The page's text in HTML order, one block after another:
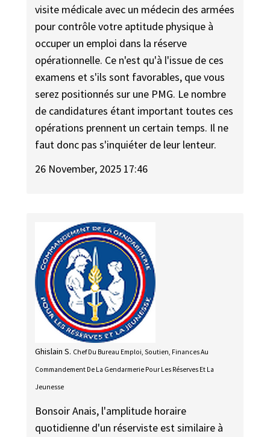
visite médicale avec un médecin des armées
pour contrôle votre aptitude physique à
occuper un emploi dans la réserve
opérationnelle. Ce n'est qu'à l'issue de ces
examens et s'ils sont favorables, que vous
serez positionnés sur une PMG. Le nombre
de candidatures étant important toutes ces
opérations prennent un certain temps. Il ne
faut donc pas s'inquiéter de leur lenteur.
26 November, 2025 17:46
Ghislain S. Chef Du Bureau Emploi, Soutien, Finances Au
Commandement De La Gendarmerie Pour Les Réserves Et La
Jeunesse
Bonsoir Anais, l'amplitude horaire
quotidienne d'un réserviste est similaire à